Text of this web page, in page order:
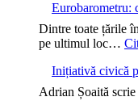
Eurobarometru:
Dintre toate țările
pe ultimul loc…
Inițiativă civică
Adrian Șoaită